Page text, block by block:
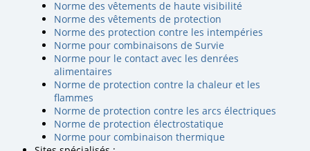
Norme des vêtements de haute visibilité
Norme des vêtements de protection
Norme des protection contre les intempéries
Norme pour combinaisons de Survie
Norme pour le contact avec les denrées
alimentaires
Norme de protection contre la chaleur et les
flammes
Norme de protection contre les arcs électriques
Norme de protection électrostatique
Norme pour combinaison thermique